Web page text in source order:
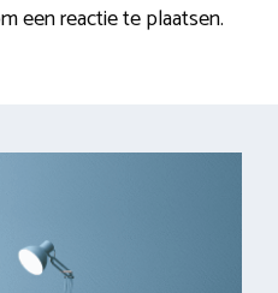
een reactie te plaatsen.